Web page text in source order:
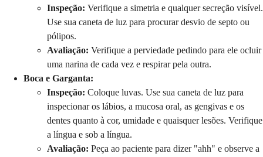
Inspeção: Verifique a simetria e qualquer secreção visível.
Use sua caneta de luz para procurar desvio de septo ou
pólipos.
Avaliação: Verifique a perviedade pedindo para ele ocluir
uma narina de cada vez e respirar pela outra.
Boca e Garganta:
Inspeção: Coloque luvas. Use sua caneta de luz para
inspecionar os lábios, a mucosa oral, as gengivas e os
dentes quanto à cor, umidade e quaisquer lesões. Verifique
a língua e sob a língua.
Avaliação: Peça ao paciente para dizer "ahh" e observe a